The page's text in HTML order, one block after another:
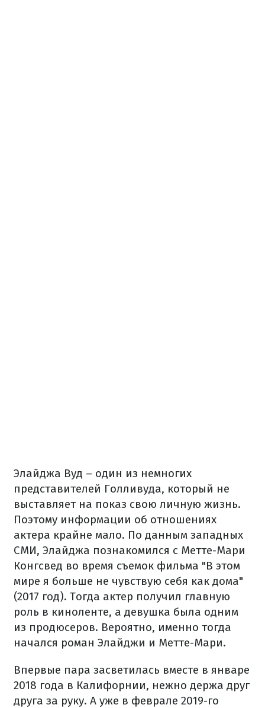
Элайджа Вуд – один из немногих
представителей Голливуда, который не
выставляет на показ свою личную жизнь.
Поэтому информации об отношениях
актера крайне мало. По данным западных
СМИ, Элайджа познакомился с Метте-Мари
Конгсвед во время съемок фильма "В этом
мире я больше не чувствую себя как дома"
(2017 год). Тогда актер получил главную
роль в киноленте, а девушка была одним
из продюсеров. Вероятно, именно тогда
начался роман Элайджи и Метте-Мари.
Впервые пара засветилась вместе в январе
2018 года в Калифорнии, нежно держа друг
друга за руку. А уже в феврале 2019-го